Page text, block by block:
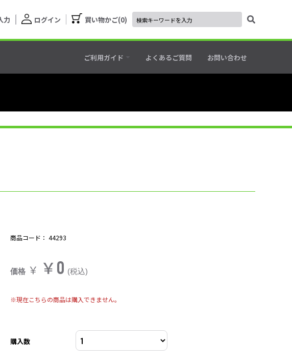
力 ログイン 買い物かご 0
ご利用ガイド よくあるご質問 お問い合わせ
商品コード： 44293
価格 ￥ ￥0 (税込)
※現在こちらの商品は購入できません。
購入数